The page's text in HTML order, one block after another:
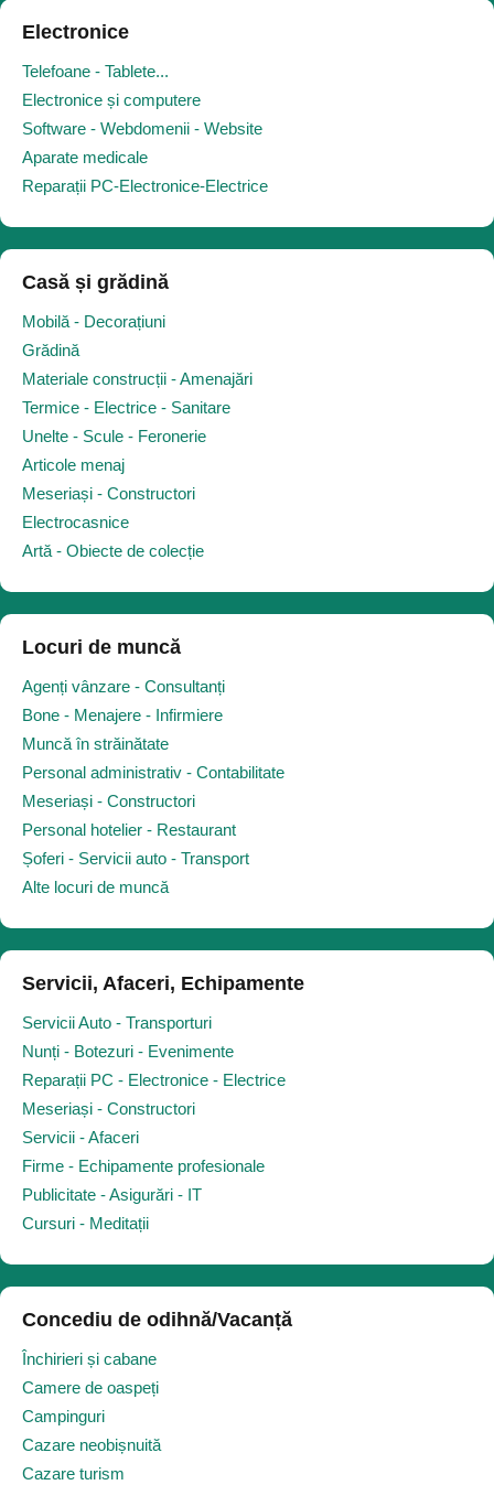
Electronice
Telefoane - Tablete...
Electronice și computere
Software - Webdomenii - Website
Aparate medicale
Reparații PC-Electronice-Electrice
Casă și grădină
Mobilă - Decorațiuni
Grădină
Materiale construcții - Amenajări
Termice - Electrice - Sanitare
Unelte - Scule - Feronerie
Articole menaj
Meseriași - Constructori
Electrocasnice
Artă - Obiecte de colecție
Locuri de muncă
Agenți vânzare - Consultanți
Bone - Menajere - Infirmiere
Muncă în străinătate
Personal administrativ - Contabilitate
Meseriași - Constructori
Personal hotelier - Restaurant
Șoferi - Servicii auto - Transport
Alte locuri de muncă
Servicii, Afaceri, Echipamente
Servicii Auto - Transporturi
Nunți - Botezuri - Evenimente
Reparații PC - Electronice - Electrice
Meseriași - Constructori
Servicii - Afaceri
Firme - Echipamente profesionale
Publicitate - Asigurări - IT
Cursuri - Meditații
Concediu de odihnă/Vacanță
Închirieri și cabane
Camere de oaspeți
Campinguri
Cazare neobișnuită
Cazare turism